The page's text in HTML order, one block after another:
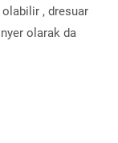
, dresuar
olarak da